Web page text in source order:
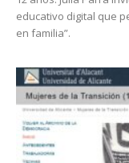
educativo digital que
en familia”.